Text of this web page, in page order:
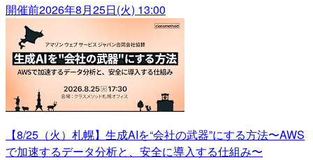
開催前2026年8月25日(火) 13:00
【8/25（火）札幌】生成AIを“会社の武器”にする方法〜AWS
で加速するデータ分析と、安全に導入する仕組み〜